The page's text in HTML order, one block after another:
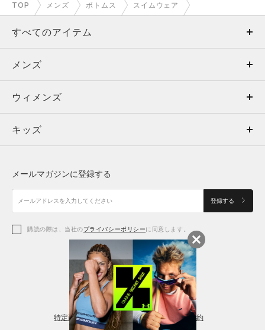
TOP メンズ ボトムス スイムウェア
すべてのアイテム
メンズ
ウィメンズ
キッズ
アクセサリー
メンズ
トップス
ボトムス
アクセサリー
ウィメンズ
トップス
シューズ
アクセサリー
レギンス＆タイツ
キッズ
シューズ
メールマガジンに登録する
登録する
購読の際は、当社のプライバシーポリシーに同意します。
特定商取引法に基づく通販の表記 会員規約